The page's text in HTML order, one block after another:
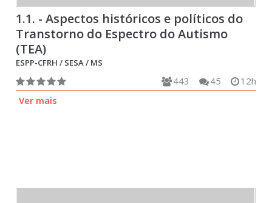
1.1. - Aspectos históricos e políticos do
Transtorno do Espectro do Autismo
(TEA)
ESPP-CFRH / SESA / MS
12h
45
443
Ver mais